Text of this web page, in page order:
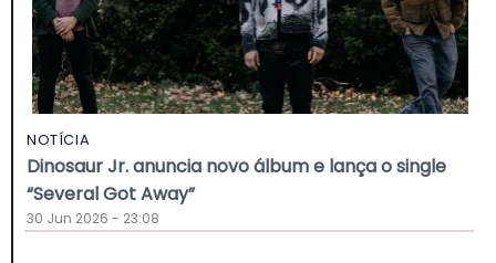
NOTÍCIA
Dinosaur Jr. anuncia novo álbum e lança o single
“Several Got Away”
30 Jun 2026 - 23:08